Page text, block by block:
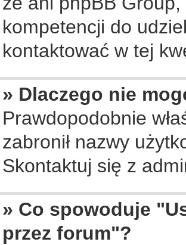
kompetencji do
kontaktować w tej
» Dlaczego nie
Prawdopodobnie
zabronił nazwy
Skontaktuj się z
» Co spowoduje
przez forum"?